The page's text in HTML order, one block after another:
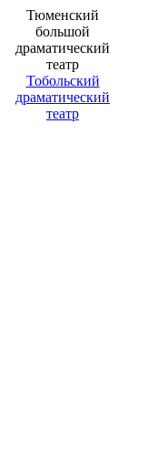
Тюменский
большой
драматический
театр
Тобольский
драматический
театр